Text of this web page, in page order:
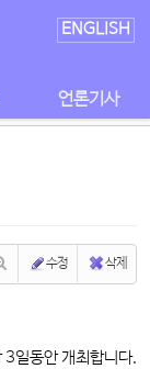
ENGLISH
언론기사
수정 삭제
일동안 개최합니다.